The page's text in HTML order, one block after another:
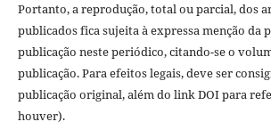
Portanto, a reprodução, total ou parcial, dos
publicados fica sujeita à expressa menção da
publicação neste periódico, citando-se o
publicação. Para efeitos legais, deve ser
publicação original, além do link DOI para
houver).